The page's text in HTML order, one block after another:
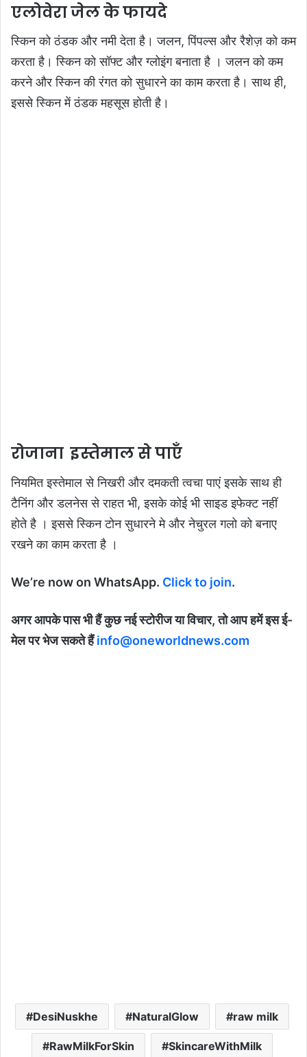
एलोवेरा जेल के फायदे
स्किन को ठंडक और नमी देता है। जलन, पिंपल्स और रैशेज़ को कम
करता है। स्किन को सॉफ्ट और ग्लोइंग बनाता है । जलन को कम
करने और स्किन की रंगत को सुधारने का काम करता है। साथ ही,
इससे स्किन में ठंडक महसूस होती है।
रोजाना इस्तेमाल से पाएँ
नियमित इस्तेमाल से निखरी और दमकती त्वचा पाएं इसके साथ ही
टैनिंग और डलनेस से राहत भी, इसके कोई भी साइड इफेक्ट नहीं
होते है । इससे स्किन टोन सुधारने मे और नेचुरल गलो को बनाए
रखने का काम करता है ।
We’re now on WhatsApp. Click to join.
अगर आपके पास भी हैं कुछ नई स्टोरीज या विचार, तो आप हमें इस ई-
मेल पर भेज सकते हैंinfo@oneworldnews.com
DesiNuskhe NaturalGlow raw milk
RawMilkForSkin SkincareWithMilk